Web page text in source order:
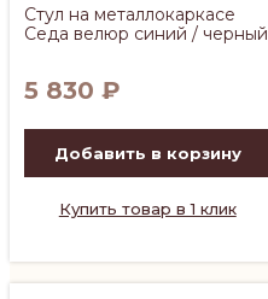
Стул на металлокаркасе
Седа велюр синий / черный
5 830 ₽
Добавить в корзину
Купить товар в 1 клик